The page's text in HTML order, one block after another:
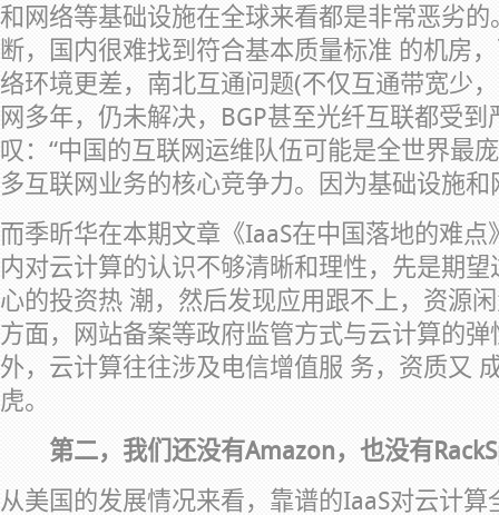
和网络等基础设施在全球来看都是非常恶劣
断，国内很难找到符合基本质量标准 的机房
络环境更差，南北互通问题(不仅互通带宽少
网多年，仍未解决，BGP甚至光纤互联都受
叹：“中国的互联网运维队伍可能是全世界最
多互联网业务的核心竞争力。因为基础设施和
而季昕华在本期文章《IaaS在中国落地的难
内对云计算的认识不够清晰和理性，先是期
心的投资热 潮，然后发现应用跟不上，资源
方面，网站备案等政府监管方式与云计算的
外，云计算往往涉及电信增值服 务，资质又
虎。
第二，我们还没有Amazon，也没有
从美国的发展情况来看，靠谱的IaaS对云计